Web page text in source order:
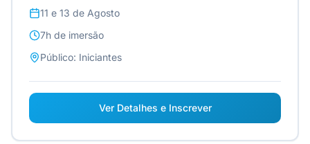
11 e 13 de Agosto
7h de imersão
Público: Iniciantes
Ver Detalhes e Inscrever